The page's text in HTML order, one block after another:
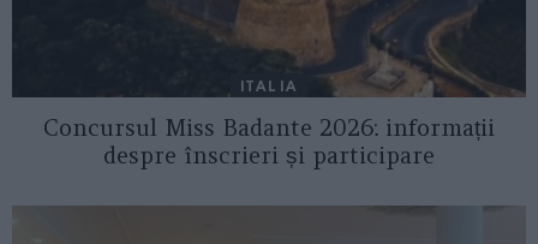
ITALIA
Concursul Miss Badante 2026: informații
despre înscrieri și participare